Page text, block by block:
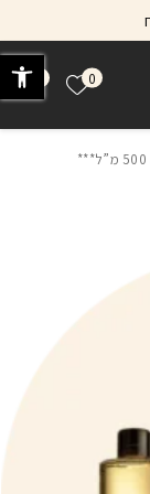
0 הרשימה